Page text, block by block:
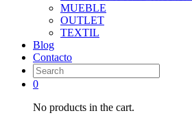
MUEBLE
OUTLET
TEXTIL
Blog
Contacto
0
No products in the cart.